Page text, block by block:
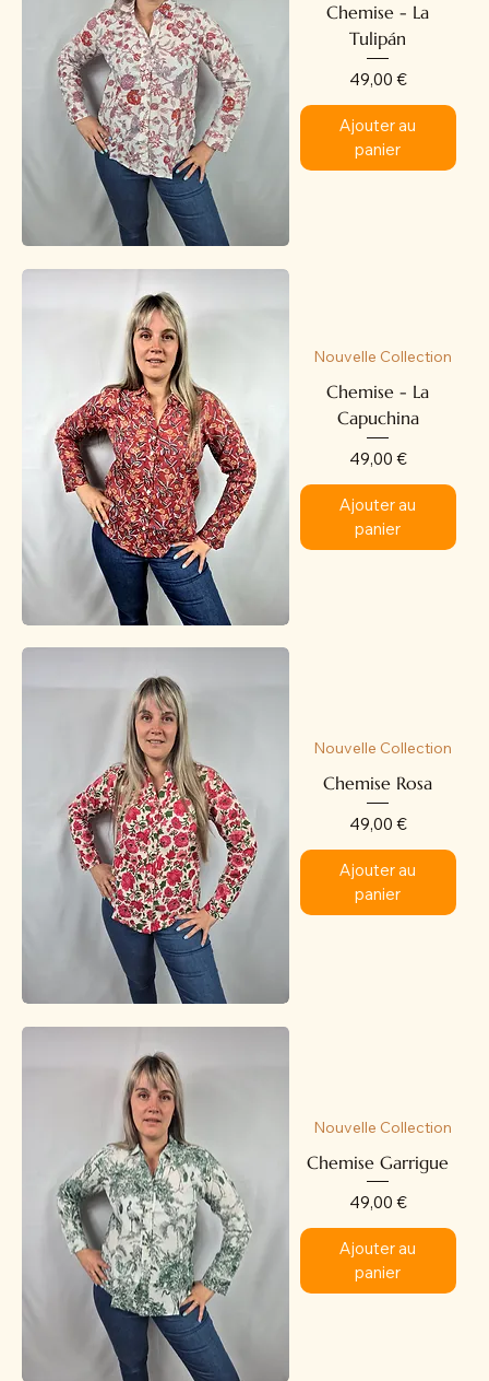
Chemise - La
Tulipán
Prix
49,00 €
Ajouter au
panier
Nouvelle Collection
Chemise - La
Capuchina
Prix
49,00 €
Ajouter au
panier
Nouvelle Collection
Chemise Rosa
Prix
49,00 €
Ajouter au
panier
Nouvelle Collection
Chemise Garrigue
Prix
49,00 €
Ajouter au
panier